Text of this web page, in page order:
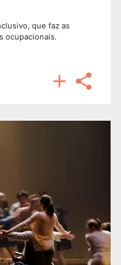
que faz as
ocupacionais.
 